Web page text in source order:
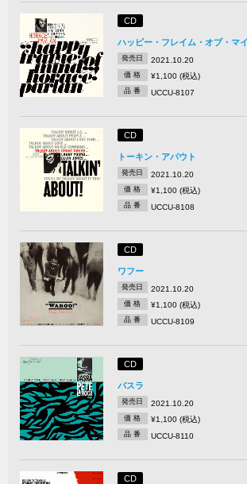
CD
ハッピー・フレイム・オブ・マ
発売日 2021.10.20
価 格 ¥1,100 (税込)
品 番 UCCU-8107
CD
トーキン・アバウト
発売日 2021.10.20
価 格 ¥1,100 (税込)
品 番 UCCU-8108
CD
ワフー
発売日 2021.10.20
価 格 ¥1,100 (税込)
品 番 UCCU-8109
CD
バスラ
発売日 2021.10.20
価 格 ¥1,100 (税込)
品 番 UCCU-8110
CD